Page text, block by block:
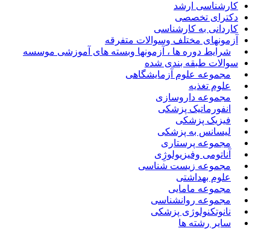
کارشناسی ارشد
دکترای تخصصی
کاردانی به کارشناسی
آزمونهای مختلف وسوالات متفرقه
شرایط دوره ها ، آزمونها وبسته های آموزشی موسسه
سوالات طبقه بندی شده
مجموعه علوم آزمایشگاهی
علوم تغذیه
مجموعه داروسازی
انفورماتیک پزشکی
فیزیک پزشکی
لیسانس به پزشکی
مجموعه پرستاری
آناتومی وفیزیولوژِی
مجموعه زیست شناسی
علوم بهداشتی
مجموعه مامایی
مجموعه روانشناسی
نانوتکنولوژی پزشکی
سایر رشته ها